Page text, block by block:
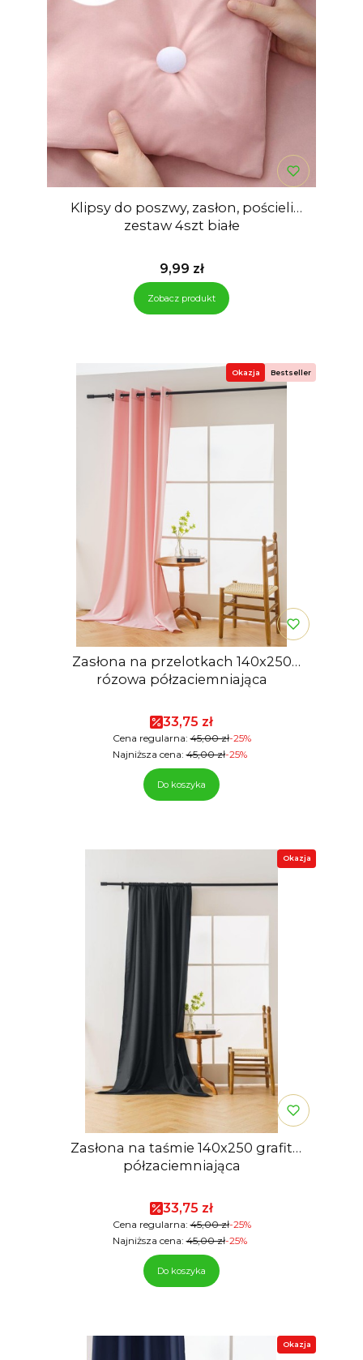
Klipsy do poszwy, zasłon, pościeli
zestaw 4szt białe
Cena
9,99 zł
Zobacz produkt
Okazja Bestseller
Zasłona na przelotkach 140x250
rózowa półzaciemniająca
Cena promocyjna
33,75 zł
Cena regularna: 45,00 zł-25%
Najniższa cena: 45,00 zł-25%
Do koszyka
Okazja
Zasłona na taśmie 140x250 grafit
półzaciemniająca
Cena promocyjna
33,75 zł
Cena regularna: 45,00 zł-25%
Najniższa cena: 45,00 zł-25%
Do koszyka
Okazja